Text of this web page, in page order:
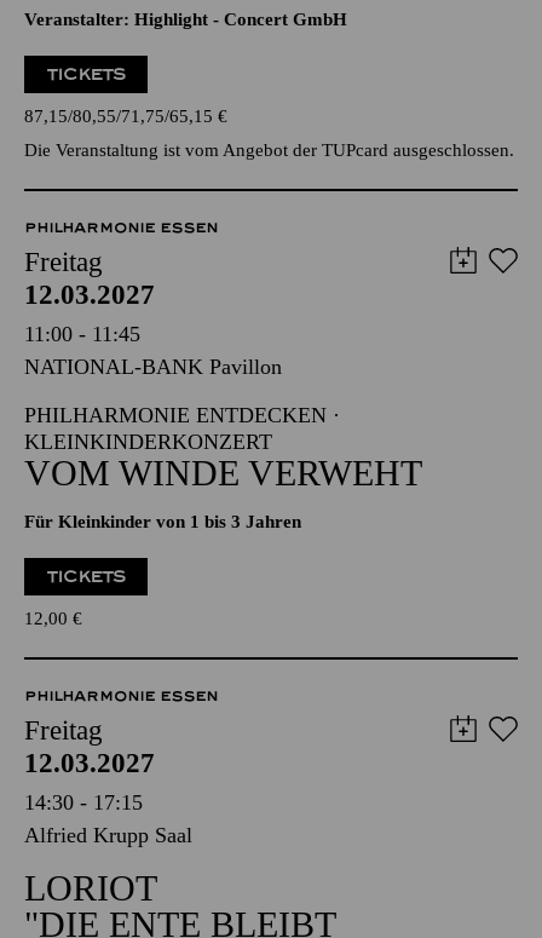
ORIGINALPRODUKTION VON SASSON/SAUTTER
MIT DEBORAH SASSON UND UWE KRÖGER
Veranstalter: Highlight - Concert GmbH
TICKETS
87,15 80,55 71,75 65,15€
Die Veranstaltung ist vom Angebot der TUPcard ausgeschlossen.
PHILHARMONIE ESSEN
Freitag
12.03.2027
11:00 - 11:45
NATIONAL-BANK Pavillon
PHILHARMONIE ENTDECKEN ·
KLEINKINDERKONZERT
Für Kleinkinder von 1 bis 3 Jahren
12,00€
PHILHARMONIE ESSEN
Freitag
12.03.2027
14:30 - 17:15
Alfried Krupp Saal